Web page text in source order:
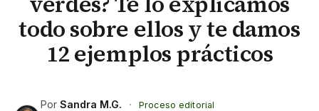
todo sobre ellos y te damos
12 ejemplos prácticos
Por Sandra M.G. ·
Proceso editorial